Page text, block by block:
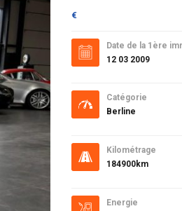
€
Date de la 1ère
12 03 2009
Catégorie
Berline
Kilométrage
184900km
Energie